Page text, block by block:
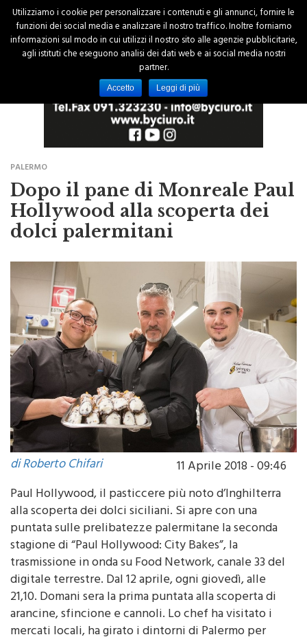
PALERMO
Dopo il pane di Monreale Paul
Hollywood alla scoperta dei
dolci palermitani
di Roberto Chifari
11 Aprile 2018 - 09:46
Paul Hollywood, il pasticcere più noto d’Inghilterra
alla scoperta dei dolci siciliani. Si apre con una
puntata sulle prelibatezze palermitane la seconda
stagione di “Paul Hollywood: City Bakes”, la
trasmissione in onda su Food Network, canale 33 del
digitale terrestre. Dal 12 aprile, ogni giovedì, alle
21,10. Domani sera la prima puntata alla scoperta di
arancine, sfincione e cannoli. Lo chef ha visitato i
mercati locali, ha girato i dintorni di Palermo per
imparare i trucchi dei pasticceri siciliani e poter
Utilizziamo i cookie per personalizzare i contenuti e gli annunci, fornire le
funzioni dei social media e analizzare il nostro traffico. Inoltre forniamo
informazioni sul modo in cui utilizzi il nostro sito alle agenzie pubblicitarie,
agli istituti che eseguono analisi dei dati web e ai social media nostri
partner.
Accetto Leggi di più